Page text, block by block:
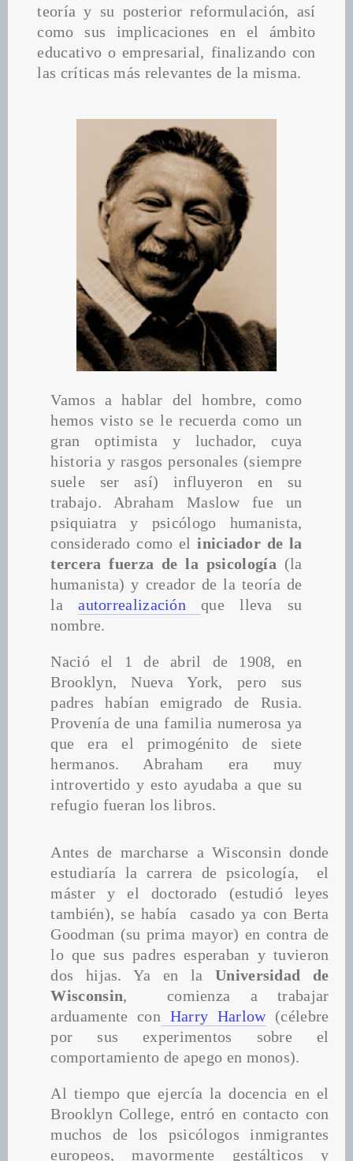
teoría y su posterior reformulación, así
como sus implicaciones en el ámbito
educativo o empresarial, finalizando con
las críticas más relevantes de la misma.
Vamos a hablar del hombre, como
hemos visto se le recuerda como un
gran optimista y luchador, cuya
historia y rasgos personales (siempre
suele ser así) influyeron en su
trabajo. Abraham Maslow fue un
psiquiatra y psicólogo humanista,
considerado como el iniciador de la
tercera fuerza de la psicología (la
humanista) y creador de la teoría de
la autorrealización que lleva su
nombre.
Nació el 1 de abril de 1908, en
Brooklyn, Nueva York, pero sus
padres habían emigrado de Rusia.
Provenía de una familia numerosa ya
que era el primogénito de siete
hermanos. Abraham era muy
introvertido y esto ayudaba a que su
refugio fueran los libros.
Antes de marcharse a Wisconsin donde
estudiaría la carrera de psicología,  el
máster y el doctorado (estudió leyes
también), se había  casado ya con Berta
Goodman (su prima mayor) en contra de
lo que sus padres esperaban y tuvieron
dos hijas. Ya en la Universidad de
Wisconsin,  comienza a trabajar
arduamente con Harry Harlow (célebre
por sus experimentos sobre el
comportamiento de apego en monos).
Al tiempo que ejercía la docencia en el
Brooklyn College, entró en contacto con
muchos de los psicólogos inmigrantes
europeos, mayormente gestálticos y